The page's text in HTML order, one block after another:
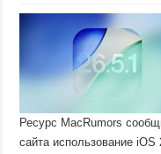
Ресурс MacRumors
сайта использование iOS